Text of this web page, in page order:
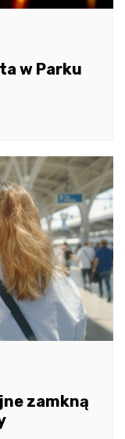
w Parku
zamkną